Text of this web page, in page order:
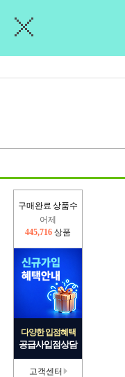
구매완료 상품수
445,716 상품
오늘(현재)
333,215 상품
다양한 입점혜택
공급사입점상담
고객센터